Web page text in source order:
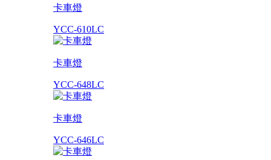
卡車燈
YCC-610LC
卡車燈
YCC-648LC
卡車燈
YCC-646LC